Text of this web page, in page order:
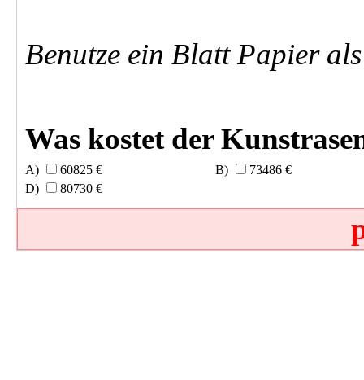
Benutze ein Blatt Papier
Was kostet der
60825 €
73486 €
80730 €